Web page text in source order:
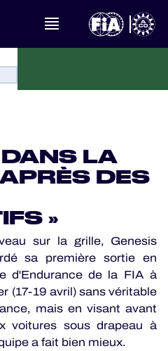
DANS LA
DES
»
sur la grille, Genesis
sa première sortie en
d'Endurance de la FIA à
(17-19 avril) sans véritable
mais en visant avant
voitures sous drapeau à
a fait bien mieux.